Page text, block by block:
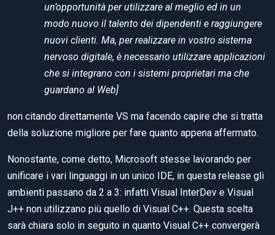
un’opportunità per utilizzare al meglio ed in un
modo nuovo il talento dei dipendenti e raggiungere
nuovi clienti. Ma, per realizzare in vostro sistema
nervoso digitale, è necessario utilizzare applicazioni
che si integrano con i sistemi proprietari ma che
guardano al Web]
non citando direttamente VS ma facendo capire che si tratta
della soluzione migliore per fare quanto appena affermato.
Nonostante, come detto, Microsoft stesse lavorando per
unificare i vari linguaggi in un unico IDE, in questa release gli
ambienti passano da 2 a 3: infatti Visual InterDev e Visual
J++ non utilizzano più quello di Visual C++. Questa scelta
sarà chiara solo in seguito in quanto Visual C++ convergerà